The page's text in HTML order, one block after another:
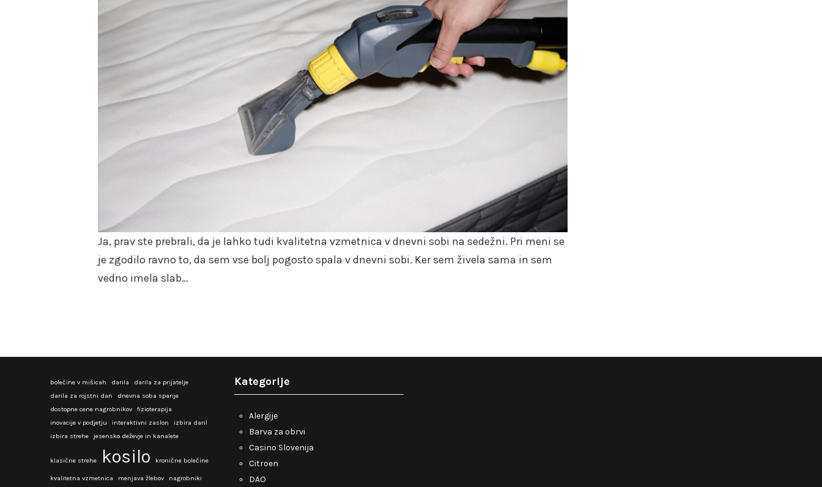
Ja, prav ste prebrali, da je lahko tudi kvalitetna vzmetnica v dnevni sobi na sedežni. Pri meni se
je zgodilo ravno to, da sem vse bolj pogosto spala v dnevni sobi. Ker sem živela sama in sem
vedno imela slab…
bolečine v mišicah darila
darila za prijatelje
darila za rojstni dan
dnevna soba spanje
dostopne cene nagrobnikov
fizioterapija
inovacije v podjetju
interaktivni zaslon
izbira daril
izbira strehe
jesensko deževje in kanalete
klasične strehe kosilo kronične bolečine
kvalitetna vzmetnica menjava žlebov nagrobniki
Kategorije
Alergije
Barva za obrvi
Casino Slovenija
Citroen
DAO